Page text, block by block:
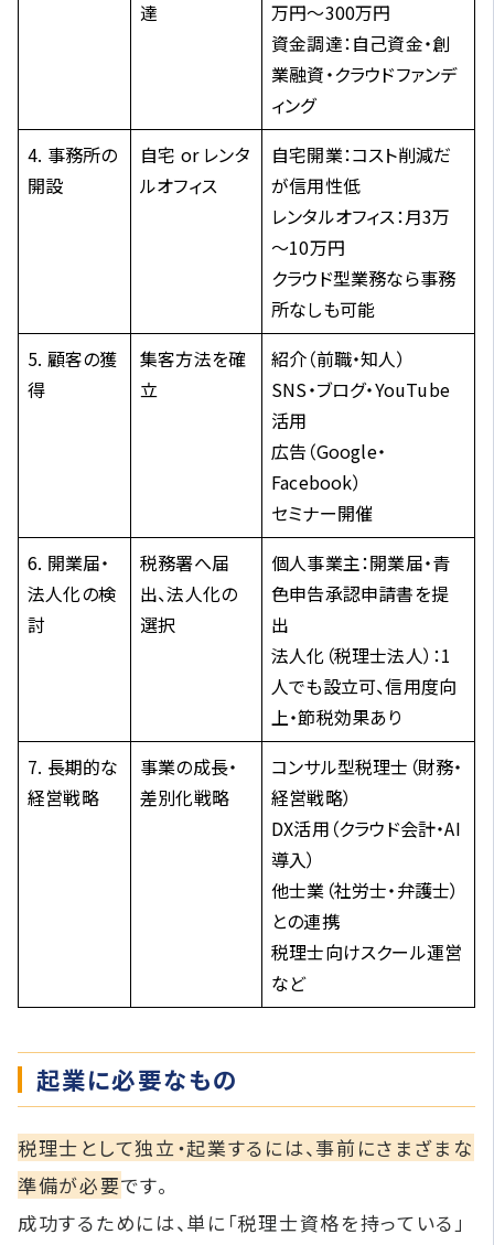
達
万円～300万円
資金調達：自己資金・創
業融資・クラウドファンデ
ィング
4. 事務所の
開設
自宅 or レンタ
ルオフィス
自宅開業：コスト削減だ
が信用性低
レンタルオフィス：月3万
～10万円
クラウド型業務なら事務
所なしも可能
5. 顧客の獲
得
集客方法を確
立
紹介（前職・知人）
SNS・ブログ・YouTube
活用
広告（Google・
Facebook）
セミナー開催
6. 開業届・
法人化の検
討
税務署へ届
出、法人化の
選択
個人事業主：開業届・青
色申告承認申請書を提
出
法人化（税理士法人）：1
人でも設立可、信用度向
上・節税効果あり
7. 長期的な
経営戦略
事業の成長・
差別化戦略
コンサル型税理士（財務・
経営戦略）
DX活用（クラウド会計・AI
導入）
他士業（社労士・弁護士）
との連携
税理士向けスクール運営
など
起業に必要なもの
税理士として独立・起業するには、事前にさまざまな
準備が必要です。
成功するためには、単に「税理士資格を持っている」